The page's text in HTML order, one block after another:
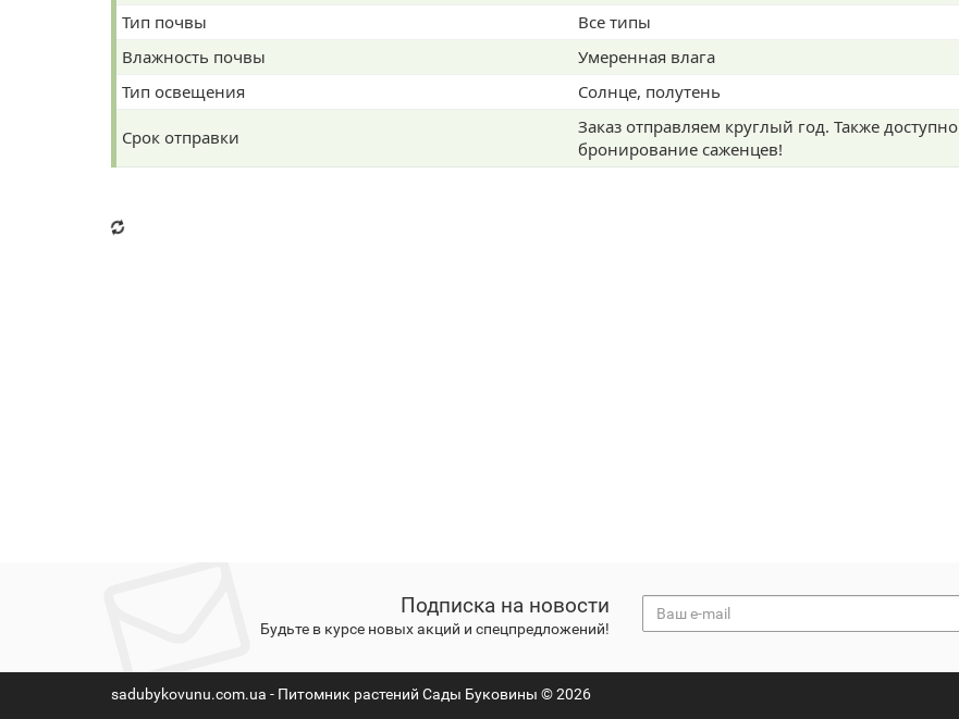
Тип почвы
Все типы
Влажность почвы
Умеренная влага
Тип освещения
Солнце, полутень
Срок отправки
Заказ отправляем круглый год. Также доступно
бронирование саженцев!
Подписка на новости
Будьте в курсе новых акций и спецпредложений!
sadubykovunu.com.ua - Питомник растений Сады Буковины © 2026